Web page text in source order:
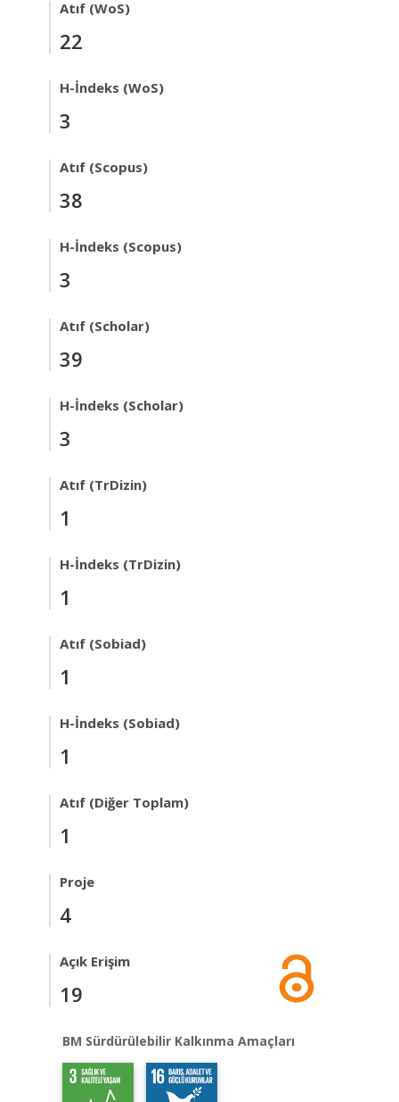
Atıf (WoS)
22
H-İndeks (WoS)
3
Atıf (Scopus)
38
H-İndeks (Scopus)
3
Atıf (Scholar)
39
H-İndeks (Scholar)
3
Atıf (TrDizin)
1
H-İndeks (TrDizin)
1
Atıf (Sobiad)
1
H-İndeks (Sobiad)
1
Atıf (Diğer Toplam)
1
Proje
4
Açık Erişim
19
BM Sürdürülebilir Kalkınma Amaçları